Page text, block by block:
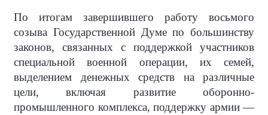
По итогам завершившего работу восьмого
созыва Государственной Думе по большинству
законов, связанных с поддержкой участников
специальной военной операции, их семей,
выделением денежных средств на различные
цели, включая развитие оборонно-
промышленного комплекса, поддержку армии —